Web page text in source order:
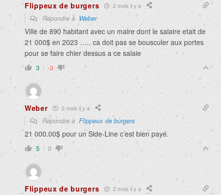
Flippeux de burgers 2 mois il y a
Répondre à Weber
Ville de 890 habitant avec un maire dont le salaire etait de
21 000$ en 2023 ….. ca doit pas se bousculer aux portes
pour se faire chier dessus a ce salaie
3 -3
Weber 2 mois il y a
Répondre à Flippeux de burgers
21 000.00$ pour un Side-Line c’est bien payé.
5 0
Flippeux de burgers 2 mois il y a